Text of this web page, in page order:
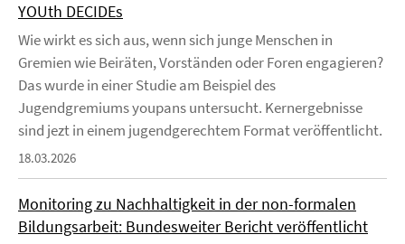
YOUth DECIDEs
Wie wirkt es sich aus, wenn sich junge Menschen in
Gremien wie Beiräten, Vorständen oder Foren engagieren?
Das wurde in einer Studie am Beispiel des
Jugendgremiums youpans untersucht. Kernergebnisse
sind jezt in einem jugendgerechtem Format veröffentlicht.
18.03.2026
Monitoring zu Nachhaltigkeit in der non-formalen
Bildungsarbeit: Bundesweiter Bericht veröffentlicht